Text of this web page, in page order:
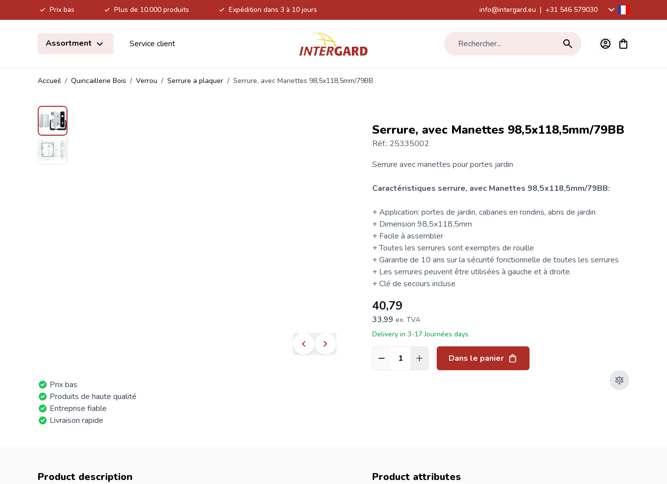
Prix bas Plus de 10.000 produits Expédition dans 3 à 10 jours info@intergard.eu | +31 546 579030
Assortment
Service client Rechercher... Voir le
Accueil / Quincaillerie Bois / Verrou / Serrure a plaquer / Serrure, avec Manettes 98,5x118,5mm/79BB
Prix bas
Produits de haute qualité
Entreprise fiable
Livraison rapide
Serrure, avec Manettes 98,5x118,5mm/79BB
Réf.: 25335002
Serrure avec manettes pour portes jardin
Caractéristiques serrure, avec Manettes 98,5x118,5mm/79BB:
+ Application: portes de jardin, cabanes en rondins, abris de jardin
+ Dimension 98,5x118,5mm
+ Facile à assembler
+ Toutes les serrures sont exemptes de rouille
+ Garantie de 10 ans sur la sécurité fonctionnelle de toutes les serrures
+ Les serrures peuvent être utilisées à gauche et à droite.
+ Clé de secours incluse
40,79
33,99 ex. TVA
Delivery in 3-17 Journées days
Quantité Dans le panier
Product description Product attributes